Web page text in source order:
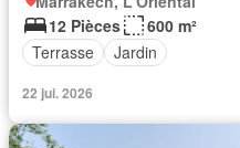
12 Pièces
600 m²
Terrasse
Jardin
22 jui. 2026